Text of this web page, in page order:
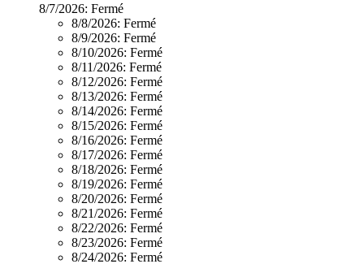
8/7/2026: Fermé
8/8/2026: Fermé
8/9/2026: Fermé
8/10/2026: Fermé
8/11/2026: Fermé
8/12/2026: Fermé
8/13/2026: Fermé
8/14/2026: Fermé
8/15/2026: Fermé
8/16/2026: Fermé
8/17/2026: Fermé
8/18/2026: Fermé
8/19/2026: Fermé
8/20/2026: Fermé
8/21/2026: Fermé
8/22/2026: Fermé
8/23/2026: Fermé
8/24/2026: Fermé